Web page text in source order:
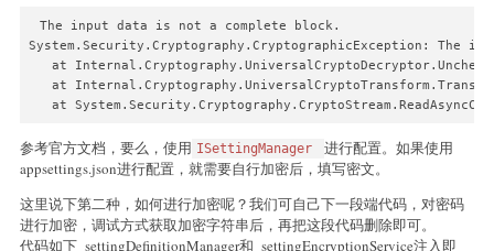
The input data is not a complete block.
System.Security.Cryptography.CryptographicException: The
at
at
at
参考官方文档，要么，使用 ISettingManager
进行配置。如果使用
appsettings.json进行配置，就需要自行加密后，填写密文。
这里说下第二种，如何进行加密呢？我们可自己下一段端代码，对密码
进行加密，调试方式获取加密字符串后，再把这段代码删除即可。
代码如下_settingDefinitionManager和_settingEncryptionService注入即